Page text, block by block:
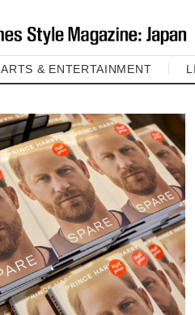
ARTS & ENTERTAINMENT